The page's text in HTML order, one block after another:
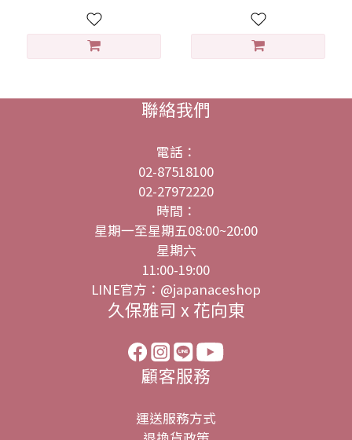
聯絡我們
電話：
02-87518100
02-27972220
時間：
星期一至星期五08:00~20:00
星期六
11:00-19:00
LINE官方：@japanaceshop
久保雅司 x 花向東
顧客服務
運送服務方式